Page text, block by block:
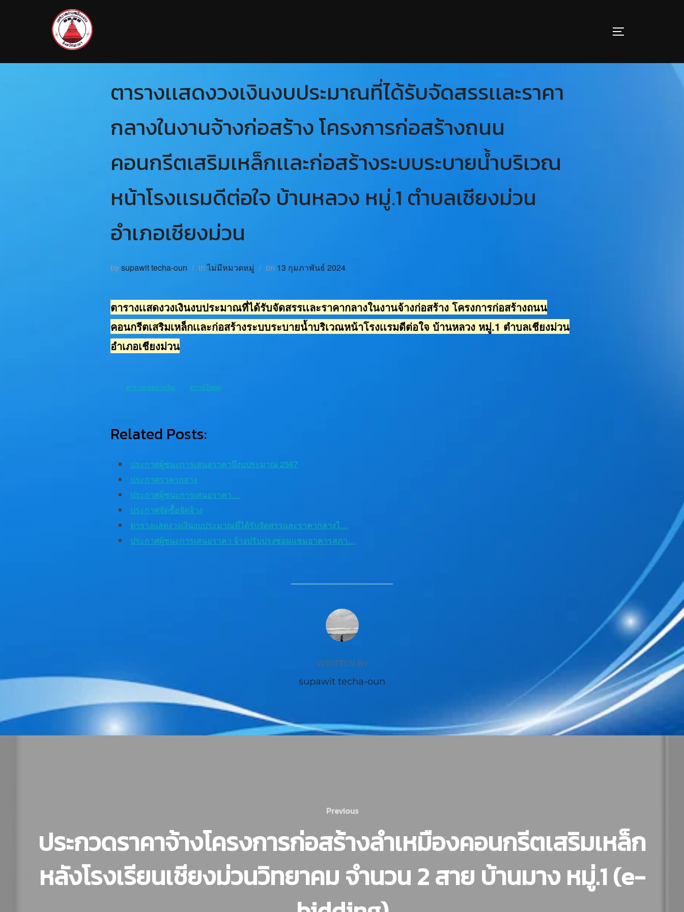
ตารางเเสดงวงเงินงบประมาณที่ได้รับจัดสรรเเละราคา
กลางในงานจ้างก่อสร้าง โครงการก่อสร้างถนน
คอนกรีตเสริมเหล็กเเละก่อสร้างระบบระบายน้ำบริเวณ
หน้าโรงเเรมดีต่อใจ บ้านหลวง หมู่.1 ตำบลเชียงม่วน
อำเภอเชียงม่วน
bysupawit techa-oun inไม่มีหมวดหมู่ on 13 กุมภาพันธ์ 2024
ตารางเเสดงวงเงินงบประมาณที่ได้รับจัดสรรเเละราคากลางในงานจ้างก่อสร้าง โครงการก่อสร้างถนน
คอนกรีตเสริมเหล็กเเละก่อสร้างระบบระบายน้ำบริเวณหน้าโรงเเรมดีต่อใจ บ้านหลวง หมู่.1 ตำบลเชียงม่วน
อำเภอเชียงม่วน
ตารางเเสดงวงเงิน ดาวน์โหลด
Related Posts:
ประกาศผู้ชนะการเสนอราคาปีงบประมาณ 2567
ประกาศราคากลาง
ประกาศผู้ชนะการเสนอราคา…
ประกาศจัดซื้อจัดจ้าง
ตารางเเสดงวงเงินงบประมาณที่ได้รับจัดสรรเเละราคากลางใ…
ประกาศผู้ชนะการเสนอราคา จ้างปรับปรุงซ่อมเเซมอาคารสภา…
POST AUTHOR
WRITTEN BY
supawit techa-oun
Previous
ประกวดราคาจ้างโครงการก่อสร้างลำเหมืองคอนกรีตเสริมเหล็ก
หลังโรงเรียนเชียงม่วนวิทยาคม จำนวน 2 สาย บ้านมาง หมู่.1 (e-